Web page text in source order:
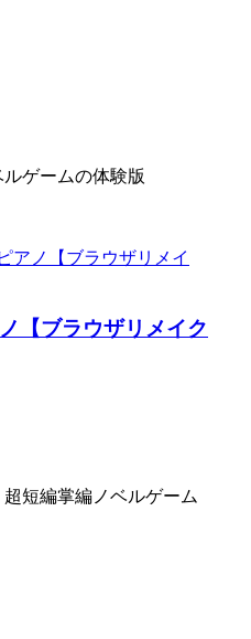
ゲームの体験版
【ブラウザリメイク
短編掌編ノベルゲーム